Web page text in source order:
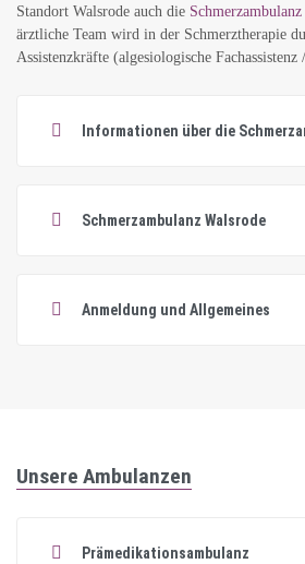
Standort Walsrode auch die Schmerzambulanz
ärztliche Team wird in der Schmerztherapie
Assistenzkräfte (algesiologische
Informationen über die
Schmerzambulanz Walsrode
Anmeldung und Allgemeines
Unsere Ambulanzen
Prämedikationsambulanz